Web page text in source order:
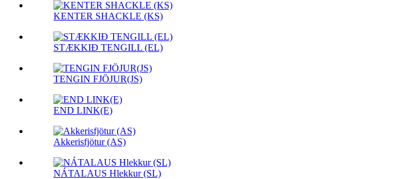
KENTER SHACKLE (KS)
STÆKKIÐ TENGILL (EL)
TENGIN FJÖJUR(JS)
END LINK(E)
Akkerisfjötur (AS)
NÁTALAUS Hlekkur (SL)